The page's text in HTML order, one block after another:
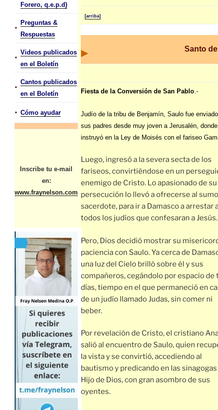
Forero, q.e.p.d)
•
Preguntas &
Respuestas
•
Videos publicados
en el Boletín
•
Cantos publicados
en el Boletín
• Cómo ayudar
Inscribe tu e-mail
en:
www.fraynelson.com
[arriba]
Santo
Fiesta de la Conversión de San Pablo.-
Judío de la tribu de Benjamín, Saulo fue
sus padres desde muy joven a Jerusalén,
instruyó en la Ley de Moisés con el fariseo
Luego, ingresó a la severa secta de los
fariseos, convirtiéndose en un
enemigo de Cristo. Lo apasionado de su
persecución lo llevó a ofrecerse al sumo
sacerdote, para ir a Damasco a arrestar
todos los judíos que confesaran a Jesús.
Pero, Dios decidió mostrar su
paciencia con Saulo. Ya cerca de
una luz del Cielo brilló sobre él y sus
compañeros, cegándolo por espacio de
días, tiempo en el que permaneció en
de un judío llamado Judas, sin comer ni
beber.
Por revelación de Cristo, el cristiano
salió al encuentro de Saulo, quien
la vista y se convirtió, accediendo al
bautismo y predicando en las sinagogas
Hijo de Dios, con gran asombro de sus
oyentes.